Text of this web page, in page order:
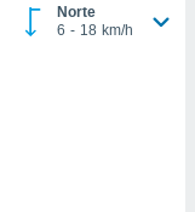
Norte
6 - 18 km/h